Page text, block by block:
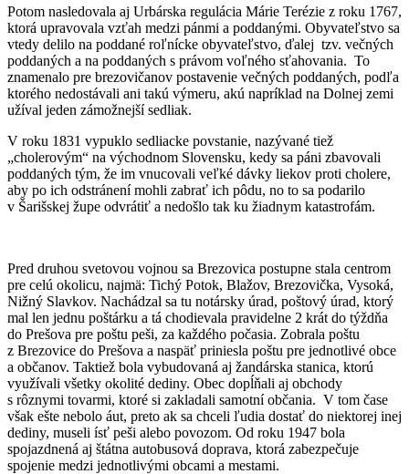
Potom nasledovala aj Urbárska regulácia Márie Terézie z roku 1767,
ktorá upravovala vzťah medzi pánmi a poddanými. Obyvateľstvo sa
vtedy delilo na poddané roľnícke obyvateľstvo, ďalej tzv. večných
poddaných a na poddaných s právom voľného sťahovania. To
znamenalo pre brezovičanov postavenie večných poddaných, podľa
ktorého nedostávali ani takú výmeru, akú napríklad na Dolnej zemi
užíval jeden zámožnejší sedliak.
V roku 1831 vypuklo sedliacke povstanie, nazývané tiež
„cholerovým“ na východnom Slovensku, kedy sa páni zbavovali
poddaných tým, že im vnucovali veľké dávky liekov proti cholere,
aby po ich odstránení mohli zabrať ich pôdu, no to sa podarilo
v Šarišskej župe odvrátiť a nedošlo tak ku žiadnym katastrofám.
Pred druhou svetovou vojnou sa Brezovica postupne stala centrom
pre celú okolicu, najmä: Tichý Potok, Blažov, Brezovička, Vysoká,
Nižný Slavkov. Nachádzal sa tu notársky úrad, poštový úrad, ktorý
mal len jednu poštárku a tá chodievala pravidelne 2 krát do týždňa
do Prešova pre poštu peši, za každého počasia. Zobrala poštu
z Brezovice do Prešova a naspäť priniesla poštu pre jednotlivé obce
a občanov. Taktiež bola vybudovaná aj žandárska stanica, ktorú
využívali všetky okolité dediny. Obec dopĺňali aj obchody
s rôznymi tovarmi, ktoré si zakladali samotní občania. V tom čase
však ešte nebolo áut, preto ak sa chceli ľudia dostať do niektorej inej
dediny, museli ísť peši alebo povozom. Od roku 1947 bola
spojazdnená aj štátna autobusová doprava, ktorá zabezpečuje
spojenie medzi jednotlivými obcami a mestami.